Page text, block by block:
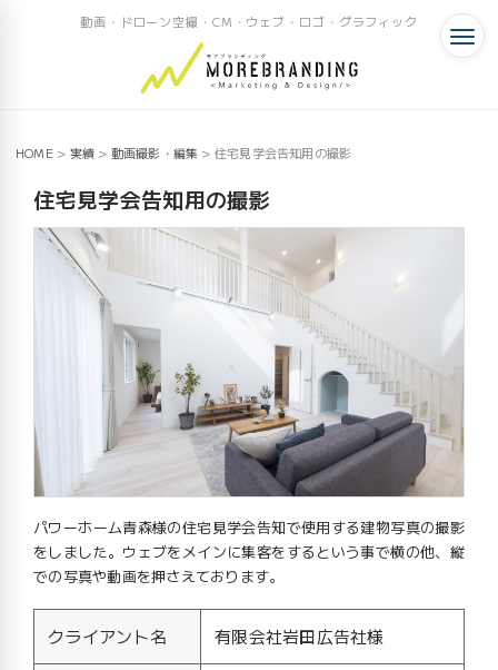
動画・ドローン空撮・CM・ウェブ・ロゴ・グラフィック
HOME > 実績 > 動画撮影・編集 > 住宅見学会告知用の撮影
住宅見学会告知用の撮影
パワーホーム青森様の住宅見学会告知で使用する建物写真の撮影
をしました。ウェブをメインに集客をするという事で横の他、縦
での写真や動画を押さえております。
クライアント名 有限会社岩田広告社様